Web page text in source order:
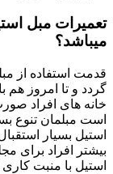
تعمیرات مبل
میباشد؟
قدمت استفاده از
گردد و تا امروز هم
خانه های افراد
است مبلمان تنوع
استیل بسیار
بیشتر افراد برای
استیل با منبت